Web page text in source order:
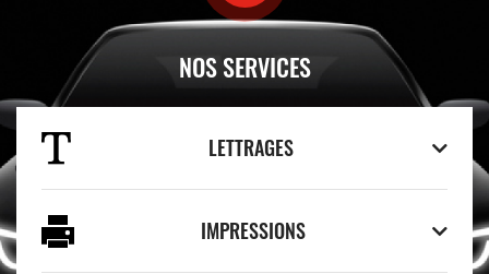
NOS SERVICES
LETTRAGES
IMPRESSIONS